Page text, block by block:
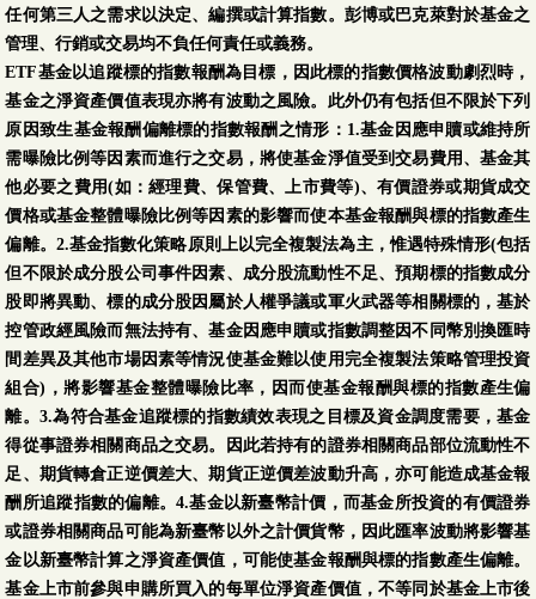
任何第三人之需求以決定、編撰或計算指數。彭博或巴克萊對於基金之
管理、行銷或交易均不負任何責任或義務。
ETF基金以追蹤標的指數報酬為目標，因此標的指數價格波動劇烈時，
基金之淨資產價值表現亦將有波動之風險。此外仍有包括但不限於下列
原因致生基金報酬偏離標的指數報酬之情形：1.基金因應申贖或維持所
需曝險比例等因素而進行之交易，將使基金淨值受到交易費用、基金其
他必要之費用(如：經理費、保管費、上市費等)、有價證券或期貨成交
價格或基金整體曝險比例等因素的影響而使本基金報酬與標的指數產生
偏離。2.基金指數化策略原則上以完全複製法為主，惟遇特殊情形(包括
但不限於成分股公司事件因素、成分股流動性不足、預期標的指數成分
股即將異動、標的成分股因屬於人權爭議或軍火武器等相關標的，基於
控管政經風險而無法持有、基金因應申贖或指數調整因不同幣別換匯時
間差異及其他市場因素等情況使基金難以使用完全複製法策略管理投資
組合)，將影響基金整體曝險比率，因而使基金報酬與標的指數產生偏
離。3.為符合基金追蹤標的指數績效表現之目標及資金調度需要，基金
得從事證券相關商品之交易。因此若持有的證券相關商品部位流動性不
足、期貨轉倉正逆價差大、期貨正逆價差波動升高，亦可能造成基金報
酬所追蹤指數的偏離。4.基金以新臺幣計價，而基金所投資的有價證券
或證券相關商品可能為新臺幣以外之計價貨幣，因此匯率波動將影響基
金以新臺幣計算之淨資產價值，可能使基金報酬與標的指數產生偏離。
基金上市前參與申購所買入的每單位淨資產價值，不等同於基金上市後